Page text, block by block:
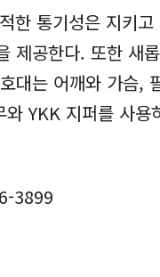
통기성은 지키
제공한다. 또한 새
대는 어깨와 가슴,
YKK 지퍼를 사용
3899